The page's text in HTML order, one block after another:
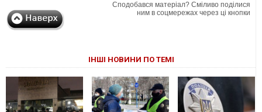
Сподобався матеріал? Сміливо поділися
ним в соцмережах через ці кнопки
ІНШІ НОВИНИ ПО ТЕМІ